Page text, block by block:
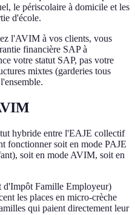
le périscolaire à domicile et les
d'école.
l'AVIM à vos clients, vous
financière SAP à
votre statut SAP, pas votre
mixtes (garderies tous
hybride entre l'EAJE collectif
fonctionner soit en mode PAJE
soit en mode AVIM, soit en
d'Impôt Famille Employeur)
les places en micro-crèche
qui paient directement leur